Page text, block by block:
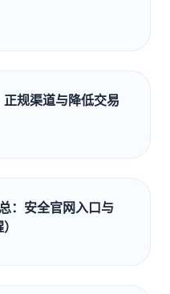
规渠道与降低交易
：安全官网入口与